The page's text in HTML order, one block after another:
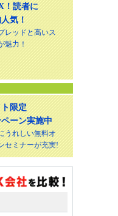
！読者に
気！
レッドと高いス
魅力！
限定
ーン実施中
うれしい無料オ
セミナーが充実!